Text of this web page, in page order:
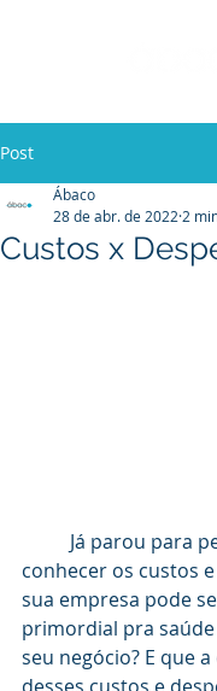
Post
Custos x
Ábaco
28 de abr. de 2022 2
conhecer os custos
sua empresa pode
primordial pra
seu negócio? E que